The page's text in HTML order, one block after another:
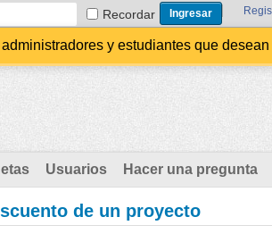
Recordar
y estudiantes que
Usuarios Hacer una pregunta
de un proyecto